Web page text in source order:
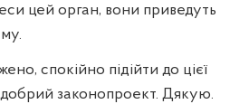
цей орган, вони приведуть
спокійно підійти до цієї
законопроект. Дякую.